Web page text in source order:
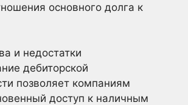
основного долга к
и недостатки
дебиторской
позволяет компаниям
доступ к наличным